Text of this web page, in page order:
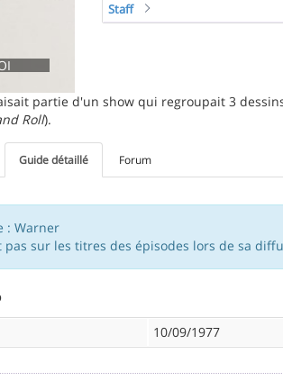
Staff
partie d'un show qui regroupait 3
Roll).
Guide détaillé Forum
: Warner
pas sur les titres des épisodes lors de sa
10/09/1977